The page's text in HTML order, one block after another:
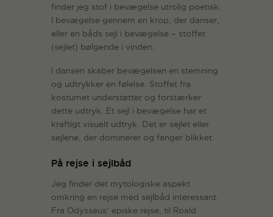
finder jeg stof i bevægelse utrolig poetisk.
I bevægelse gennem en krop, der danser,
eller en båds sejl i bevægelse – stoffet
(sejlet) bølgende i vinden.
I dansen skaber bevægelsen en stemning
og udtrykker en følelse. Stoffet fra
kostumet understøtter og forstærker
dette udtryk. Et sejl i bevægelse har et
kraftigt visuelt udtryk. Det er sejlet eller
sejlene, der dominerer og fanger blikket.
På rejse i sejlbåd
Jeg finder det mytologiske aspekt
omkring en rejse med sejlbåd interessant.
Fra Odysseus’ episke rejse, til Roald